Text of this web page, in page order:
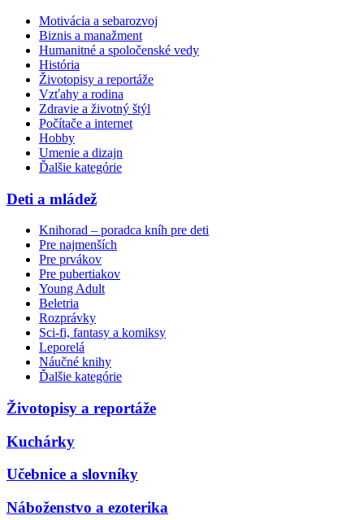
Motivácia a sebarozvoj
Biznis a manažment
Humanitné a spoločenské vedy
História
Životopisy a reportáže
Vzťahy a rodina
Zdravie a životný štýl
Počítače a internet
Hobby
Umenie a dizajn
Ďalšie kategórie
Deti a mládež
Knihorad – poradca kníh pre deti
Pre najmenších
Pre prvákov
Pre pubertiakov
Young Adult
Beletria
Rozprávky
Sci-fi, fantasy a komiksy
Leporelá
Náučné knihy
Ďalšie kategórie
Životopisy a reportáže
Kuchárky
Učebnice a slovníky
Náboženstvo a ezoterika